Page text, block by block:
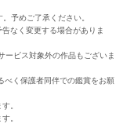
予めご了承ください。
なく変更する場合がありま
ビス対象外の作品もございま
く保護者同伴での鑑賞をお願
。
。